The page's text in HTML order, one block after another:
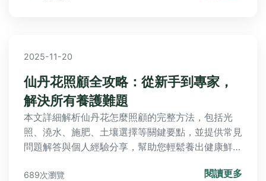
2025-11-20
仙丹花照顧全攻略：從新手到專家，
解決所有養護難題
本文詳細解析仙丹花怎麼照顧的完整方法，包括光
照、澆水、施肥、土壤選擇等關鍵要點，並提供常見
問題解答與個人經驗分享，幫助您輕鬆養出健康鮮豔
689次瀏覽 閱讀更多